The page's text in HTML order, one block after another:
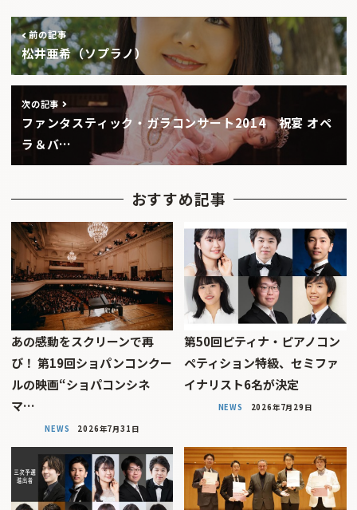
前の記事
松井亜希（ソプラノ）
次の記事
ファンタスティック・ガラコンサート2014 祝宴 オペ
ラ＆バ…
おすすめ記事
あの感動をスクリーンで再
び！ 第19回ショパンコンクー
ルの映画“ショパコンシネ
マ…
NEWS 2026年7月31日
第50回ピティナ・ピアノコン
ペティション特級、セミファ
イナリスト6名が決定
NEWS 2026年7月29日